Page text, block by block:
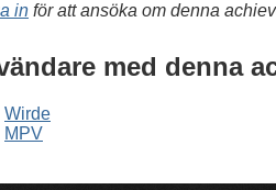
in för att ansöka om denna
med denna
Wirde
MPV